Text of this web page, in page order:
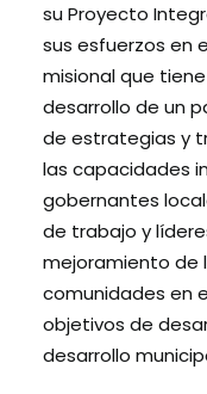
su Proyecto
sus esfuerzos en
misional que
desarrollo de un
de estrategias y
las capacidades
gobernantes
de trabajo y
mejoramiento de
comunidades en
objetivos de
desarrollo